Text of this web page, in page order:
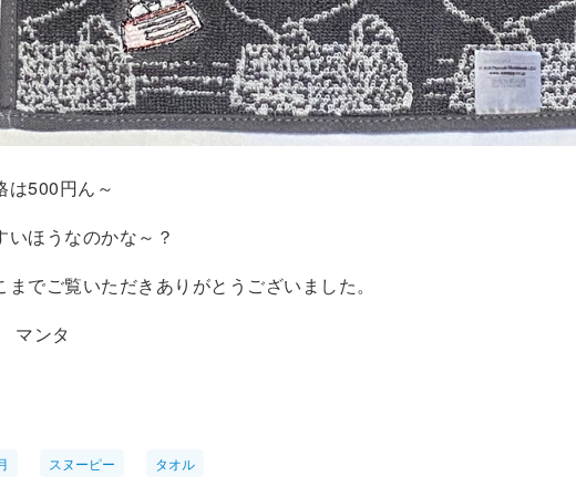
は500円ん～
いほうなのかな～？
までご覧いただきありがとうございました。
マンタ
スヌーピー タオル